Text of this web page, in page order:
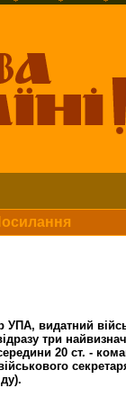
УПА, видатний
три
20 ст. -